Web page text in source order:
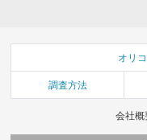
オリ
調査方法
会社概